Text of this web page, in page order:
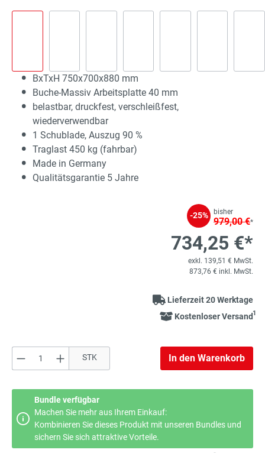
BxTxH 750x700x880 mm
Buche-Massiv Arbeitsplatte 40 mm
belastbar, druckfest, verschleißfest,
wiederverwendbar
1 Schublade, Auszug 90 %
Traglast 450 kg (fahrbar)
Made in Germany
Qualitätsgarantie 5 Jahre
-25% bisher
979,00 €*
734,25 €*
exkl. 139,51 € MwSt.
873,76 € inkl. MwSt.
Lieferzeit 20 Werktage
Kostenloser Versand1
Produkt Anzahl: Gib den gewünschten
STK In den Warenkorb
Bundle verfügbar
Machen Sie mehr aus Ihrem Einkauf:
Kombinieren Sie dieses Produkt mit unseren Bundles und
sichern Sie sich attraktive Vorteile.